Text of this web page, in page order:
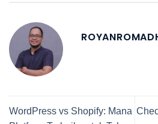
WordPress vs Shopify: Mana